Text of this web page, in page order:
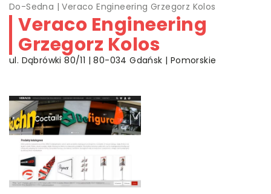
Do-Sedna |Veraco Engineering Grzegorz Kolos
Veraco Engineering
Grzegorz Kolos
ul. Dąbrówki 80/11 | 80-034 Gdańsk | Pomorskie